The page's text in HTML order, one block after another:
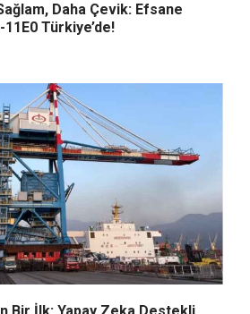
Daha Çevik: Efsane
Türkiye’de!